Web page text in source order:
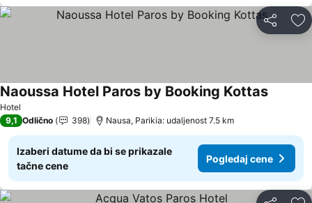
Deli
Hotel
Naoussa Hotel Paros by Booking Kottas
9,1 Odlično 398 Nausa, Parikia: udaljenost 7.5 km
Izaberi datume da bi se prikazale
tačne cene
Pogledaj cene